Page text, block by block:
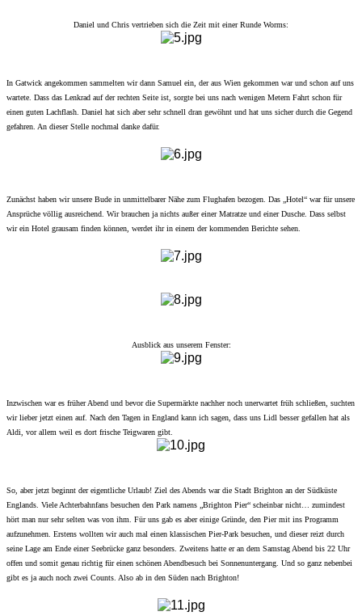
Daniel und Chris vertrieben sich die Zeit mit einer Runde Worms:
In Gatwick angekommen sammelten wir dann Samuel ein, der aus Wien gekommen war und schon auf uns
wartete. Dass das Lenkrad auf der rechten Seite ist, sorgte bei uns nach wenigen Metern Fahrt schon für
einen guten Lachflash. Daniel hat sich aber sehr schnell dran gewöhnt und hat uns sicher durch die Gegend
gefahren. An dieser Stelle nochmal danke dafür.
Zunächst haben wir unsere Bude in unmittelbarer Nähe zum Flughafen bezogen. Das „Hotel“ war für unsere
Ansprüche völlig ausreichend. Wir brauchen ja nichts außer einer Matratze und einer Dusche. Dass selbst
wir ein Hotel grausam finden können, werdet ihr in einem der kommenden Berichte sehen.
Ausblick aus unserem Fenster:
Inzwischen war es früher Abend und bevor die Supermärkte nachher noch unerwartet früh schließen, suchten
wir lieber jetzt einen auf. Nach den Tagen in England kann ich sagen, dass uns Lidl besser gefallen hat als
Aldi, vor allem weil es dort frische Teigwaren gibt.
So, aber jetzt beginnt der eigentliche Urlaub! Ziel des Abends war die Stadt Brighton an der Südküste
Englands. Viele Achterbahnfans besuchen den Park namens „Brighton Pier“ scheinbar nicht… zumindest
hört man nur sehr selten was von ihm. Für uns gab es aber einige Gründe, den Pier mit ins Programm
aufzunehmen. Erstens wollten wir auch mal einen klassischen Pier-Park besuchen, und dieser reizt durch
seine Lage am Ende einer Seebrücke ganz besonders. Zweitens hatte er an dem Samstag Abend bis 22 Uhr
offen und somit genau richtig für einen schönen Abendbesuch bei Sonnenuntergang. Und so ganz nebenbei
gibt es ja auch noch zwei Counts. Also ab in den Süden nach Brighton!